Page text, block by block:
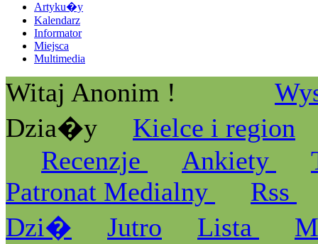
Artyku�y
Kalendarz
Informator
Miejsca
Multimedia
Witaj Anonim !
Dzia�y
Kielce i region
Recenzje
Ankiety
Patronat Medialny
Rss
Dzi�
Jutro Lista